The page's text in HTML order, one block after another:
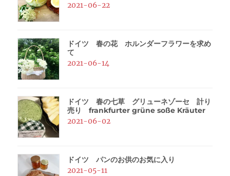
2021-06-22
ドイツ 春の花 ホルンダーフラワーを求め
て
2021-06-14
ドイツ 春の七草 グリューネゾーセ 計り
売り frankfurter grüne soße Kräuter
2021-06-02
ドイツ パンのお供のお気に入り
2021-05-11